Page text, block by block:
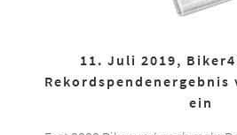
11. Juli 2019,
Rekordspendenergebnis
ein